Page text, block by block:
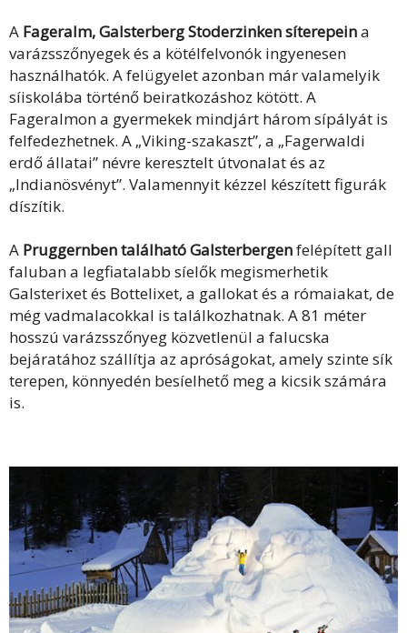
A Fageralm, Galsterberg Stoderzinken síterepeina
varázsszőnyegek és a kötélfelvonók ingyenesen
használhatók. A felügyelet azonban már valamelyik
síiskolába történő beiratkozáshoz kötött. A
Fageralmon a gyermekek mindjárt három sípályát is
felfedezhetnek. A „Viking-szakaszt”, a „Fagerwaldi
erdő állatai” névre keresztelt útvonalat és az
„Indianösvényt”. Valamennyit kézzel készített figurák
díszítik.
A Pruggernben található Galsterbergenfelépített gall
faluban a legfiatalabb síelők megismerhetik
Galsterixet és Bottelixet, a gallokat és a rómaiakat, de
még vadmalacokkal is találkozhatnak. A 81 méter
hosszú varázsszőnyeg közvetlenül a falucska
bejáratához szállítja az apróságokat, amely szinte sík
terepen, könnyedén besíelhető meg a kicsik számára
is.